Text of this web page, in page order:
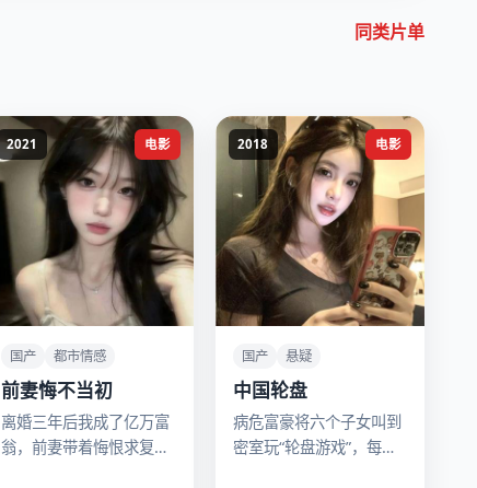
同类片单
电影
2021
国产 都市情感
前妻悔不当初
离婚三年后我成了亿万富
翁，前妻带着悔恨求复
电影
2018
国产 悬疑
中国轮盘
病危富豪将六个子女叫到
密室玩“轮盘游戏”，每轮